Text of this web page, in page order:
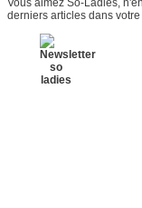
Vous aimez So-Ladies,
derniers articles dans